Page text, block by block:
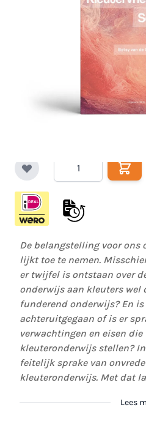
De
Voor alle betrokkenen bij
€ 32,95
Excl. BTW: € 30,23
Op
Aantal
De belangstelling voor ons
lijkt toe te nemen.
er twijfel is ontstaan over
onderwijs aan kleuters wel
funderend onderwijs? En
achteruitgegaan of is er
verwachtingen en eisen die
kleuteronderwijs stellen?
feitelijk sprake van
kleuteronderwijs. Met dat
Lees